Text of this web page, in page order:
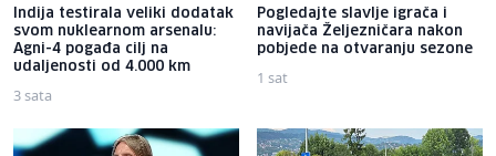
Indija testirala veliki dodatak
svom nuklearnom arsenalu:
Agni-4 pogađa cilj na
udaljenosti od 4.000 km
3 sata
Pogledajte slavlje igrača i
navijača Željezničara nakon
pobjede na otvaranju sezone
1 sat